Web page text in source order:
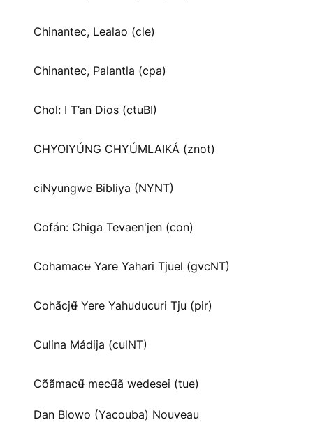
Chinantec, Lealao (cle)
Chinantec, Palantla (cpa)
Chol: I T’an Dios (ctuBI)
CHYOIYÚNG CHYÚMLAIKÁ (znot)
ciNyungwe Bibliya (NYNT)
Cofán: Chiga Tevaen'jen (con)
Cohamacʉ Yare Yahari Tjuel (gvcNT)
Cohãcjʉ̃ Yere Yahuducuri Tju (pir)
Culina Mádija (culNT)
Cõãmacʉ̃ mecʉ̃ã wedesei (tue)
Dan Blowo (Yacouba) Nouveau